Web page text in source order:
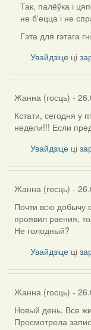
In
reply
to
Жанна
Так, палёўка і
не б'ецца і не
Гэта для гэтага
Увайдзіце ці
Жанна (госць) -
Кстати, сегодня у
недели!!! Если
Увайдзіце ці
Жанна (госць) -
Почти всю добычу
проявил рвения,
Не голодный?
Увайдзіце ці
Жанна (госць) -
Новый день. Все
Просмотрела